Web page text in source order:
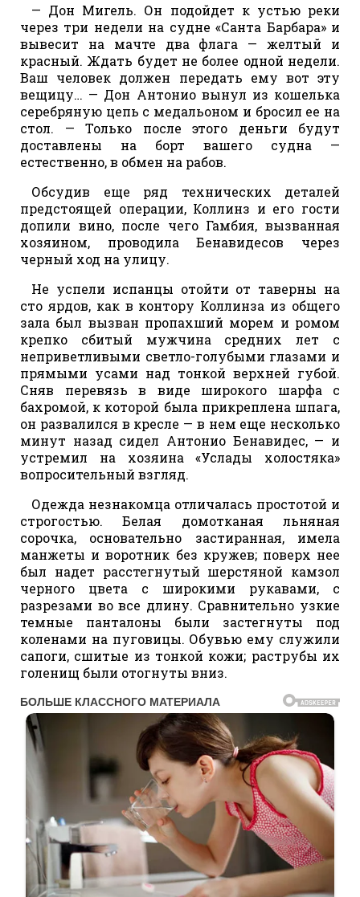
— Дон Мигель. Он подойдет к устью реки
через три недели на судне «Санта Барбара» и
вывесит на мачте два флага — желтый и
красный. Ждать будет не более одной недели.
Ваш человек должен передать ему вот эту
вещицу… — Дон Антонио вынул из кошелька
серебряную цепь с медальоном и бросил ее на
стол. — Только после этого деньги будут
доставлены на борт вашего судна —
естественно, в обмен на рабов.
Обсудив еще ряд технических деталей
предстоящей операции, Коллинз и его гости
допили вино, после чего Гамбия, вызванная
хозяином, проводила Бенавидесов через
черный ход на улицу.
Не успели испанцы отойти от таверны на
сто ярдов, как в контору Коллинза из общего
зала был вызван пропахший морем и ромом
крепко сбитый мужчина средних лет с
неприветливыми светло-голубыми глазами и
прямыми усами над тонкой верхней губой.
Сняв перевязь в виде широкого шарфа с
бахромой, к которой была прикреплена шпага,
он развалился в кресле — в нем еще несколько
минут назад сидел Антонио Бенавидес, — и
устремил на хозяина «Услады холостяка»
вопросительный взгляд.
Одежда незнакомца отличалась простотой и
строгостью. Белая домотканая льняная
сорочка, основательно застиранная, имела
манжеты и воротник без кружев; поверх нее
был надет расстегнутый шерстяной камзол
черного цвета с широкими рукавами, с
разрезами во все длину. Сравнительно узкие
темные панталоны были застегнуты под
коленами на пуговицы. Обувью ему служили
сапоги, сшитые из тонкой кожи; раструбы их
голенищ были отогнуты вниз.